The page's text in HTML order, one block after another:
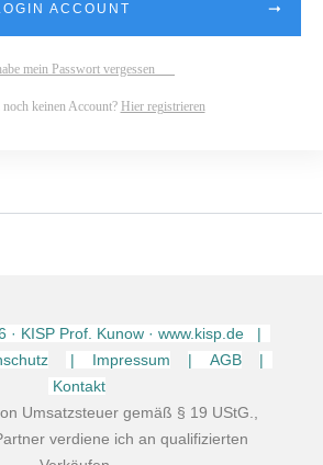
ACCOUNT
mein Passwort vergessen
noch keinen Account? Hier registrieren
· KISP Prof. Kunow · www.kisp.de |
| Impressum | AGB
|
Kontakt
Umsatzsteuer gemäß § 19 UStG.,
verdiene ich an qualifizierten